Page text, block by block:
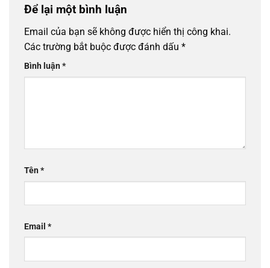
Để lại một bình luận
Email của bạn sẽ không được hiển thị công khai.
Các trường bắt buộc được đánh dấu *
Bình luận*
Tên*
Email *